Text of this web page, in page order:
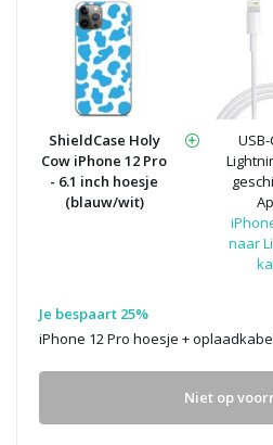
ShieldCase Holy
Cow iPhone 12 Pro
- 6.1 inch hoesje
(blauw/wit)
naar
Je bespaart 25%
iPhone 12 Pro hoesje +
Niet op